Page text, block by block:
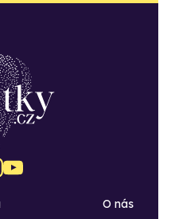
O nás